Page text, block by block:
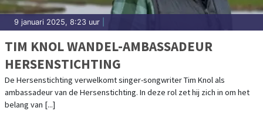
9 januari 2025, 8:23 uur
TIM KNOL WANDEL-AMBASSADEUR
HERSENSTICHTING
De Hersenstichting verwelkomt singer-songwriter Tim Knol als
ambassadeur van de Hersenstichting. In deze rol zet hij zich in om het
belang van [...]